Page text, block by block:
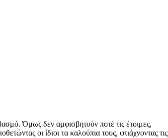
Όμως δεν αμφισβητούν ποτέ τις έτοιμες,
οι ίδιοι τα καλούπια τους, φτιάχνοντας τις